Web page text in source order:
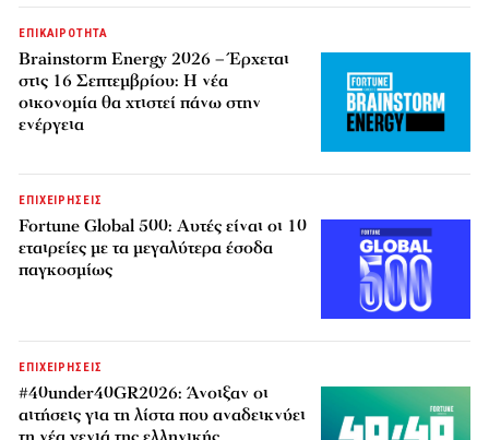
ΕΠΙΚΑΙΡΟΤΗΤΑ
Brainstorm Energy 2026 – Έρχεται
στις 16 Σεπτεμβρίου: Η νέα
οικονομία θα χτιστεί πάνω στην
ενέργεια
ΕΠΙΧΕΙΡΗΣΕΙΣ
Fortune Global 500: Αυτές είναι οι 10
εταιρείες με τα μεγαλύτερα έσοδα
παγκοσμίως
ΕΠΙΧΕΙΡΗΣΕΙΣ
#40under40GR2026: Άνοιξαν οι
αιτήσεις για τη λίστα που αναδεικνύει